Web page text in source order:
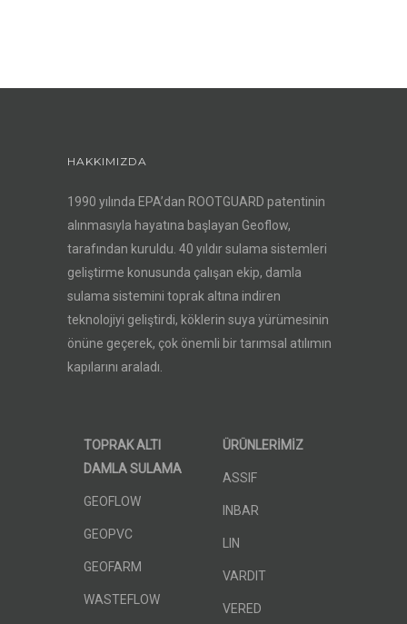
HAKKIMIZDA
1990 yılında EPA’dan ROOTGUARD patentinin
alınmasıyla hayatına başlayan Geoflow,
tarafından kuruldu. 40 yıldır sulama sistemleri
geliştirme konusunda çalışan ekip, damla
sulama sistemini toprak altına indiren
teknolojiyi geliştirdi, köklerin suya yürümesinin
önüne geçerek, çok önemli bir tarımsal atılımın
kapılarını araladı.
TOPRAK ALTI
DAMLA SULAMA
GEOFLOW
GEOPVC
GEOFARM
WASTEFLOW
ÜRÜNLERİMİZ
ASSIF
INBAR
LIN
VARDIT
VERED